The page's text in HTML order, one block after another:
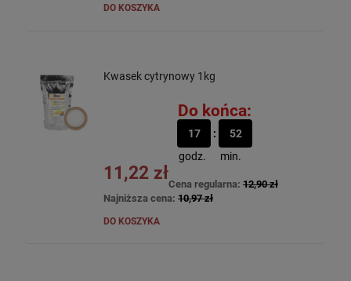
DO KOSZYKA
Kwasek cytrynowy 1kg
Do końca:
17
godz.
52
min.
11,22 zł
Cena regularna: 12,90 zł
Najniższa cena: 10,97 zł
DO KOSZYKA